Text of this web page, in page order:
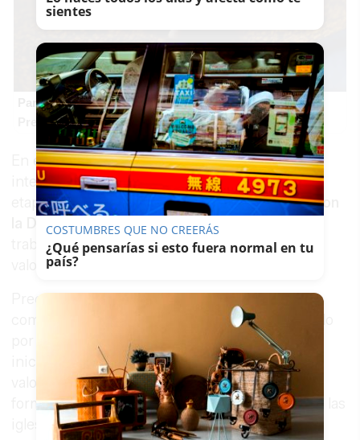
Parece ciencia ficción
Prepárate para alucinar con estas criaturas
En este sentido, ha quedado de manifiesto el
interés municipal de incentivar en esta nueva
etapa las relaciones demáxima colaboración con
la Diócesis, sobre todo en lo que se refiere al
trabajo conjunto de conservación y puesta en
valor delpatrimonio histórico artístico
Precisamente, y desde su ámbito de
competencias, el Ayuntamiento viene apostando
por el proyecto de
Iluminación Singular. Esta
iniciativa va a permitir realzar el extraordinario
valor artístico de edificios de la Diócesis, que
forman parte del patrimonio de la ciudad, como las
iglesias de Santiago, La Merced y San Miguel.
sientes
COSTUMBRES QUE NO CREERÁS
¿Qué pensarías si esto fuera normal en tu
país?